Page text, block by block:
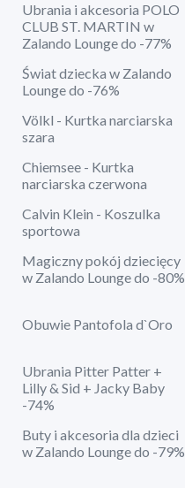
Ubrania i akcesoria POLO
CLUB ST. MARTIN w
Zalando Lounge do -77%
Świat dziecka w Zalando
Lounge do -76%
Völkl - Kurtka narciarska
szara
Chiemsee - Kurtka
narciarska czerwona
Calvin Klein - Koszulka
sportowa
Magiczny pokój dziecięcy
w Zalando Lounge do -80%
Obuwie Pantofola d`Oro
Ubrania Pitter Patter +
Lilly & Sid + Jacky Baby
-74%
Buty i akcesoria dla dzieci
w Zalando Lounge do -79%